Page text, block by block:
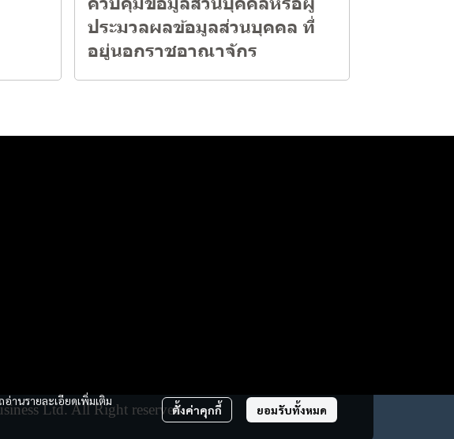
ประมวลผลข้อมูลส่วนบุคคล ที่
อยู่นอกราชอาณาจักร
านรายละเอียดเพิ่มเติม
ตั้งค่าคุกกี้ ยอมรับทั้งหมด
Ltd. All Right reserved.